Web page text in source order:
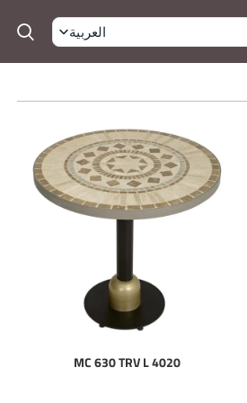
العربية
MC 630 TRV L 4020